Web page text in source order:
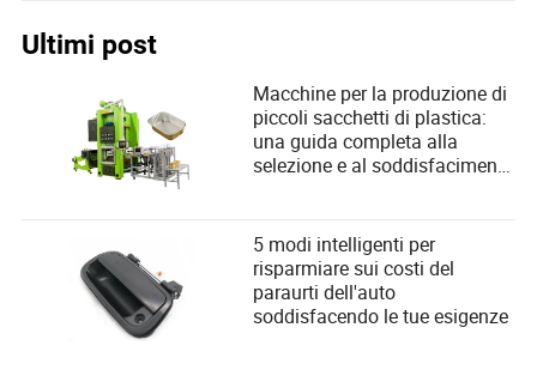
Ultimi post
Macchine per la produzione di
piccoli sacchetti di plastica:
una guida completa alla
selezione e al soddisfacimento
5 modi intelligenti per
risparmiare sui costi del
paraurti dell'auto
soddisfacendo le tue esigenze